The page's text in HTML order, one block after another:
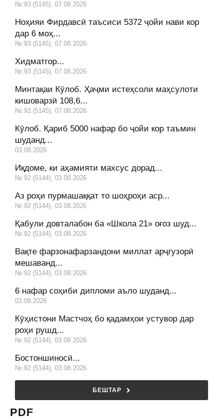
№:93 (5145), 07.08.2026
Ноҳияи Фирдавсӣ таъсиси 5372 ҷойи нави кор
дар 6 моҳ...
№:93 (5145), 07.08.2026
Хидматгор...
№:93 (5145), 07.08.2026
Минтақаи Кӯлоб. Ҳаҷми истеҳсоли маҳсулоти
кишоварзӣ 108,6...
№:93 (5145), 07.08.2026
Кӯлоб. Қариб 5000 нафар бо ҷойи кор таъмин
шуданд...
03.08.2026
Иқдоме, ки аҳамияти махсус дорад...
№:92 (5144), 03.08.2026
Аз роҳи пурмашаққат то шоҳроҳи аср...
№:92 (5144), 03.08.2026
Қабули довталабон ба «Школа 21» оғоз шуд...
№:92 (5144), 03.08.2026
Вақте фарзонафарзандони миллат арҷгузорӣ
мешаванд...
№:92 (5144), 03.08.2026
6 нафар соҳиби дипломи аъло шуданд...
03.08.2026
Кӯҳистони Мастчоҳ бо қадамҳои устувор дар
роҳи рушд...
№:92 (5144), 03.08.2026
Бостоншиносӣ...
№:92 (5144), 03.08.2026
БЕШТАР
PDF